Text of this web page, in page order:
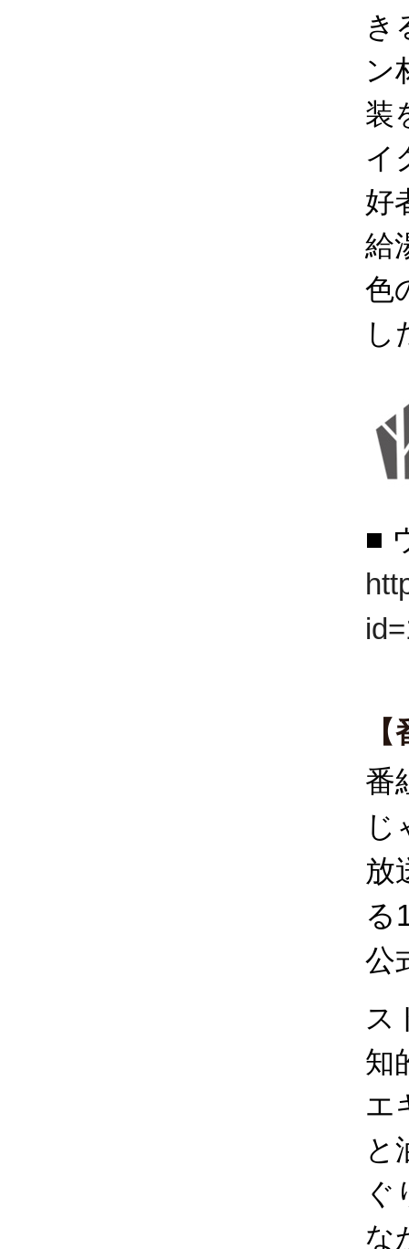
き
ン
装
イ
好
給
色
し
■
番
じ
放
る
公
ス
知
エ
と
ぐ
な